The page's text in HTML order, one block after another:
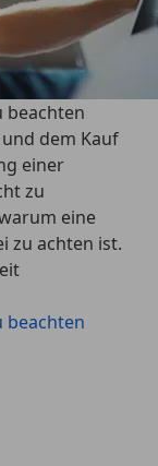
beachten
dem Kauf
einer
zu
eine
zu achten ist.
beachten